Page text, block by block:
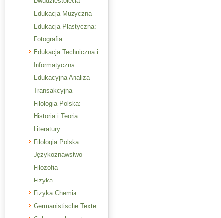
Edukacja Muzyczna
Edukacja Plastyczna:
Fotografia
Edukacja Techniczna i
Informatyczna
Edukacyjna Analiza
Transakcyjna
Filologia Polska:
Historia i Teoria
Literatury
Filologia Polska:
Językoznawstwo
Filozofia
Fizyka
Fizyka.Chemia
Germanistische Texte